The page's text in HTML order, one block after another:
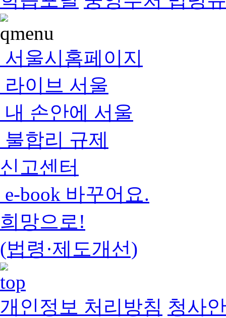
서울시홈페이지
라이브 서울
내 손안에 서울
불합리 규제
신고센터
e-book 바꾸어요.
희망으로!
(법령·제도개선)
개인정보 처리방침 청사